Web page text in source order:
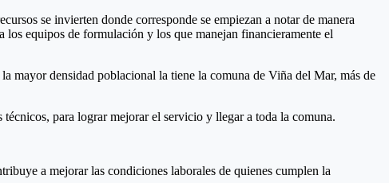
se invierten donde corresponde se empiezan a notar de manera
los equipos de formulación y los que manejan financieramente el
mayor densidad poblacional la tiene la comuna de Viña del Mar, más de
para lograr mejorar el servicio y llegar a toda la comuna.
a mejorar las condiciones laborales de quienes cumplen la